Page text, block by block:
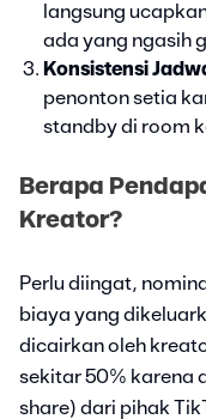
langsung
ada yang ngasih
Konsistensi
penonton setia
standby di room
Berapa
Kreator?
Perlu diingat,
biaya yang
dicairkan oleh
sekitar 50% karena
share) dari pihak